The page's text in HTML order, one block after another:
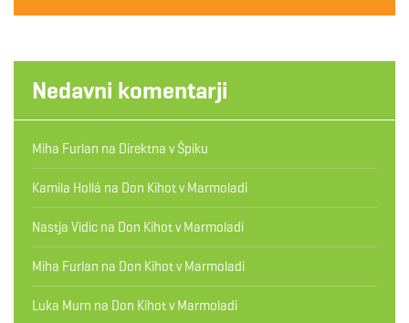
Nedavni komentarji
Miha Furlan na Direktna v Špiku
Kamila Hollá na Don Kihot v Marmoladi
Nastja Vidic na Don Kihot v Marmoladi
Miha Furlan na Don Kihot v Marmoladi
Luka Murn na Don Kihot v Marmoladi